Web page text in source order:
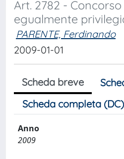
Art. 2782 -
egualmente
PARENTE, Ferdinando
2009-01-01
Scheda breve
Scheda completa (DC)
Anno
2009